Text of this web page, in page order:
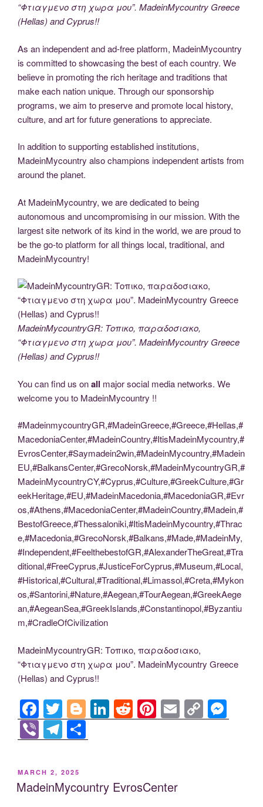
“Φτιαγμενο στη χωρα μου”. MadeinMycountry Greece
(Hellas) and Cyprus!!
As an independent and ad-free platform, MadeinMycountry
is committed to showcasing the best of each country. We
believe in promoting the rich heritage and traditions that
make each nation unique. Through our sponsorship
programs, we aim to preserve and promote local history,
culture, and art for future generations to appreciate.
In addition to supporting established institutions,
MadeinMycountry also champions independent artists from
around the planet.
At MadeinMycountry, we are dedicated to being
autonomous and uncompromising in our mission. With the
largest site network of its kind in the world, we are proud to
be the go-to platform for all things local, traditional, and
MadeinMycountry!
MadeinMycountryGR: Τοπικο, παραδοσιακο,
“Φτιαγμενο στη χωρα μου”. MadeinMycountry Greece
(Hellas) and Cyprus!!
You can find us onall major social media networks. We
welcome you to MadeinMycountry !!
#MadeinmycountryGR,#MadeinGreece,#Greece,#Hellas,#
MacedoniaCenter,#MadeinCountry,#ItisMadeinMycountry,#
EvrosCenter,#Saymadein2win,#MadeinMycountry,#Madein
EU,#BalkansCenter,#GrecoNorsk,#MadeinMycountryGR,#
MadeinMycountryCY,#Cyprus,#Culture,#GreekCulture,#Gr
eekHeritage,#EU,#MadeinMacedonia,#MacedoniaGR,#Evr
os,#Athens,#MacedoniaCenter,#MadeinCountry,#Madein,#
BestofGreece,#Thessaloniki,#ItisMadeinMycountry,#Thrac
e,#Macedonia,#GrecoNorsk,#Balkans,#Made,#MadeinMy,
#Independent,#FeelthebestofGR,#AlexanderTheGreat,#Tra
ditional,#FreeCyprus,#JusticeForCyprus,#Museum,#Local,
#Historical,#Cultural,#Traditional,#Limassol,#Creta,#Mykon
os,#Santorini,#Nature,#Aegean,#TourAegean,#GreekAege
an,#AegeanSea,#GreekIslands,#Constantinopol,#Byzantiu
m,#CradleOfCivilization
MadeinMycountryGR: Τοπικο, παραδοσιακο,
“Φτιαγμενο στη χωρα μου”. MadeinMycountry Greece
(Hellas) and Cyprus!!
F
a
c
e
b
T
wi
tt
er
Bl
o
g
er
Li
n
dI
R
e
t
Pi
nt
st
E
m
C
o e
Vi
b
er
T
el
e
gr
h
e
POSTED
ON
MARCH 2, 2025
MadeinMycountry EvrosCenter